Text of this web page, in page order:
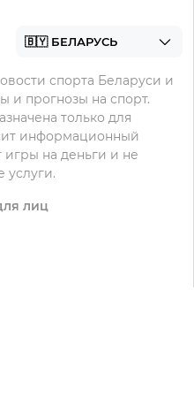
лиц
спорта Беларуси и
и прогнозы на спорт.
только для
информационный
игры на деньги и не
услуги.